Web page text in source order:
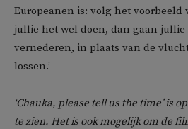
Europeanen is: volg het voorbeeld
jullie het wel doen, dan gaan
vernederen, in plaats van de
lossen.’
‘Chauka, please tell us the time’ is
te zien. Het is ook mogelijk om de